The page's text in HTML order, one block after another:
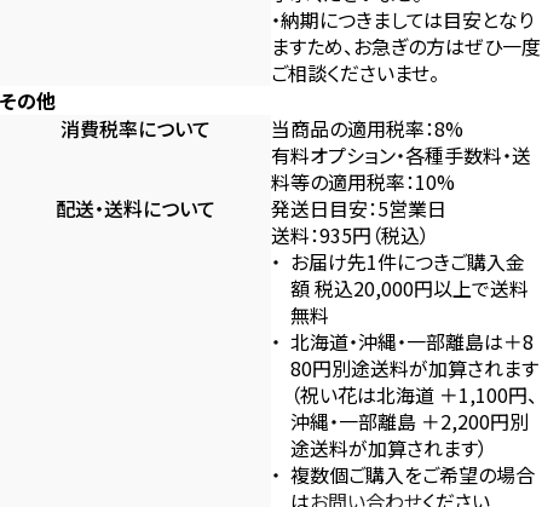
・納期につきましては目安となり
ますため、お急ぎの方はぜひ一度
ご相談くださいませ。
その他
消費税率について
当商品の適用税率：8%
有料オプション・各種手数料・送
料等の適用税率：10%
配送・送料について
発送日目安：5営業日
送料：935円（税込）
お届け先1件につきご購入金
額 税込20,000円以上で送料
無料
北海道・沖縄・一部離島は＋8
80円別途送料が加算されます
（祝い花は北海道 ＋1,100円、
沖縄・一部離島 ＋2,200円別
途送料が加算されます）
複数個ご購入をご希望の場合